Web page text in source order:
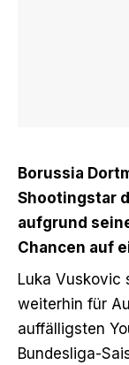
Borussia
Shootingstar
aufgrund
Chancen auf
Luka Vuskovic
weiterhin für
auffälligsten
Bundesliga-